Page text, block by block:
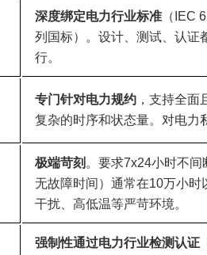
深度绑定电力行业标准 （IEC
列国标）。设计、测试、认证
行。
专门针对电力规约 ，支持全面
复杂的时序和状态量。对电力
极端苛刻 。要求7x24小时不
无故障时间）通常在10万小时
干扰、高低温等严苛环境。
强制性通过电力行业检测认证